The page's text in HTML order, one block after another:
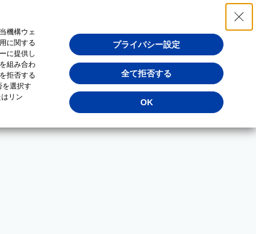
機構ウェ
に関する
に提供し
組み合わ
拒否する
を選択す
リン
プライバシー設定
全て拒否する
OK